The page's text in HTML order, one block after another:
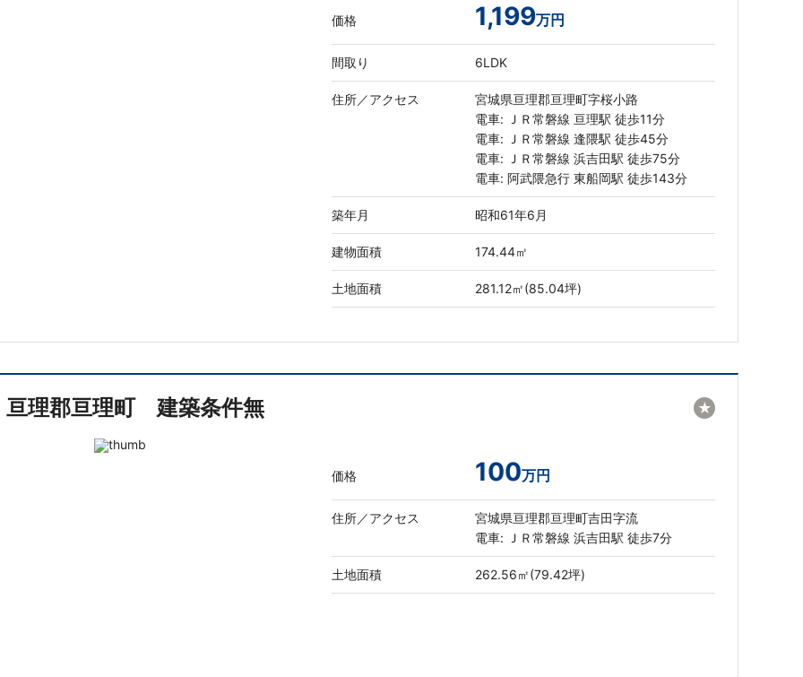
価格 1,199万円
間取り 6LDK
住所／アクセス
宮城県亘理郡亘理町字桜小路
電車: ＪＲ常磐線 亘理駅 徒歩11分
電車: ＪＲ常磐線 逢隈駅 徒歩45分
電車: ＪＲ常磐線 浜吉田駅 徒歩75分
電車: 阿武隈急行 東船岡駅 徒歩143分
築年月 昭和61年6月
建物面積 174.44㎡
土地面積 281.12㎡(85.04坪)
亘理郡亘理町 建築条件無
価格 100万円
住所／アクセス
宮城県亘理郡亘理町吉田字流
電車: ＪＲ常磐線 浜吉田駅 徒歩7分
土地面積 262.56㎡(79.42坪)
★